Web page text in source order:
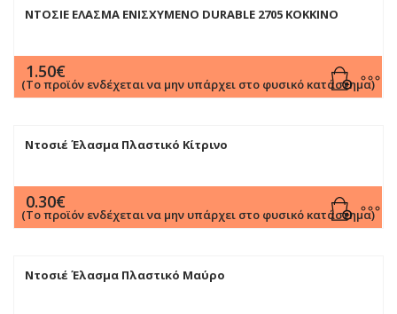
ΝΤΟΣΙΕ ΕΛΑΣΜΑ ΕΝΙΣΧΥΜΕΝΟ DURABLE 2705 ΚΟΚΚΙΝΟ
1.50€
(Το προϊόν ενδέχεται να μην υπάρχει στο φυσικό κατάστημα)
Ντοσιέ Έλασμα Πλαστικό Κίτρινο
0.30€
(Το προϊόν ενδέχεται να μην υπάρχει στο φυσικό κατάστημα)
Ντοσιέ Έλασμα Πλαστικό Μαύρο